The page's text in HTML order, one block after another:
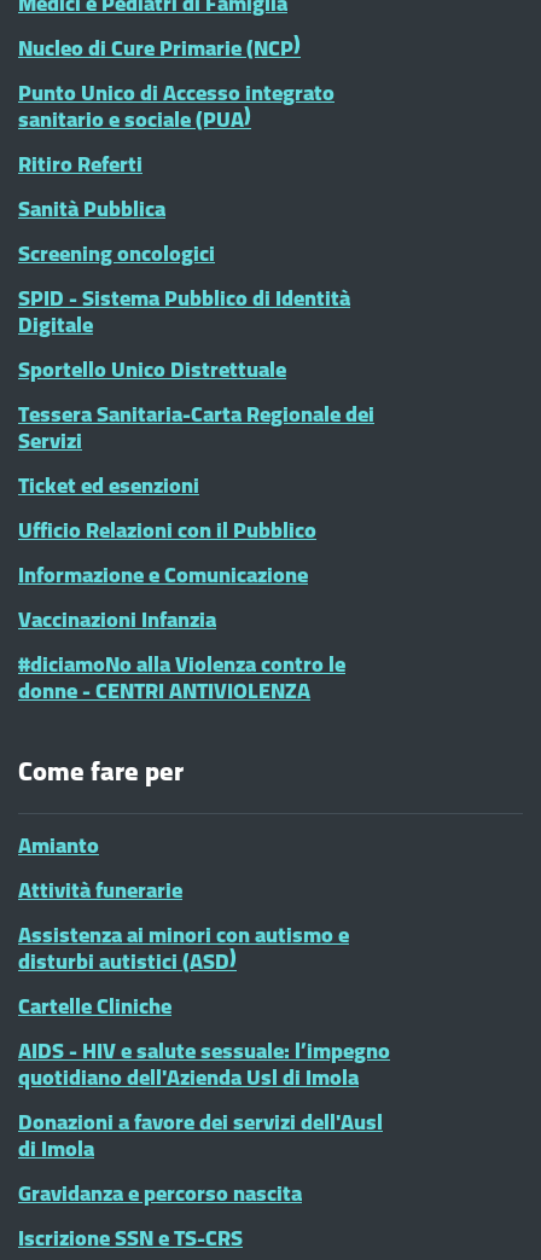
Nucleo di Cure Primarie (NCP)
Punto Unico di Accesso integrato
sanitario e sociale (PUA)
Ritiro Referti
Sanità Pubblica
Screening oncologici
SPID - Sistema Pubblico di Identità
Digitale
Sportello Unico Distrettuale
Tessera Sanitaria-Carta Regionale dei
Servizi
Ticket ed esenzioni
Ufficio Relazioni con il Pubblico
Informazione e Comunicazione
Vaccinazioni Infanzia
#diciamoNo alla Violenza contro le
donne - CENTRI ANTIVIOLENZA
Come fare per
Amianto
Attività funerarie
Assistenza ai minori con autismo e
disturbi autistici (ASD)
Cartelle Cliniche
AIDS - HIV e salute sessuale: l’impegno
quotidiano dell'Azienda Usl di Imola
Donazioni a favore dei servizi dell'Ausl
di Imola
Gravidanza e percorso nascita
Iscrizione SSN e TS-CRS